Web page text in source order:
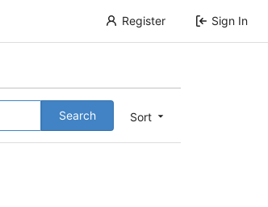
Register Sign In
Sort
Search